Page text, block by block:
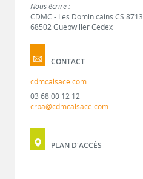
Nous écrire :
CDMC - Les Dominicains CS 8713
68502 Guebwiller Cedex
CONTACT
cdmcalsace.com
03 68 00 12 12
crpa@cdmcalsace.com
PLAN D'ACCÈS